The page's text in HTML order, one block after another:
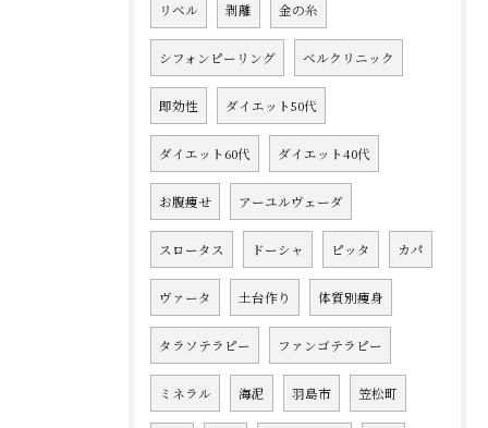
リベル 剥離 金の糸
シフォンピーリング ベルクリニック
即効性 ダイエット50代
ダイエット60代 ダイエット40代
お腹痩せ アーユルヴェーダ
スロータス ドーシャ ピッタ カパ
ヴァータ 土台作り 体質別痩身
タラソテラピー ファンゴテラピー
ミネラル 海泥 羽島市 笠松町